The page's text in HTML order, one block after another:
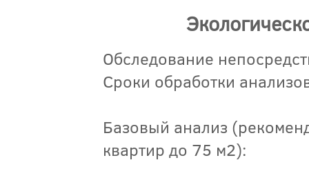
Обследование
Сроки обработки
Базовый анализ
квартир до 75 м2):